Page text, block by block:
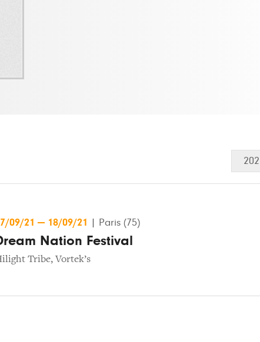
09/21 — 18/09/21 Paris (75)
Nation Festival
Tribe,Vortek’s